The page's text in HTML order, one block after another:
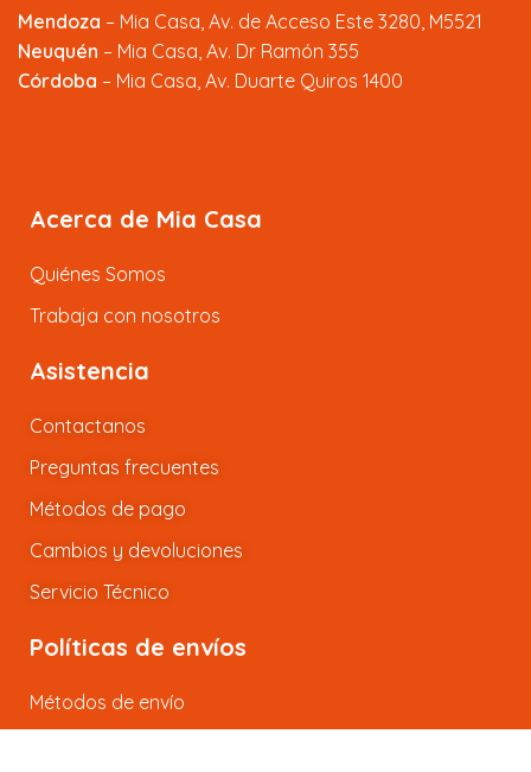
Mendoza – Mia Casa, Av. de Acceso Este 3280, M5521
Neuquén – Mia Casa, Av. Dr Ramón 355
Córdoba – Mia Casa, Av. Duarte Quiros 1400
Acerca de Mia Casa
Quiénes Somos
Trabaja con nosotros
Asistencia
Contactanos
Preguntas frecuentes
Métodos de pago
Cambios y devoluciones
Servicio Técnico
Políticas de envíos
Métodos de envío